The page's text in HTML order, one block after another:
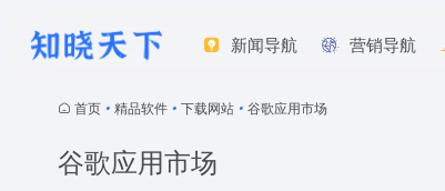
新闻导航 营销导航
首页 • 精品软件 • 下载网站 • 谷歌应用市场
谷歌应用市场